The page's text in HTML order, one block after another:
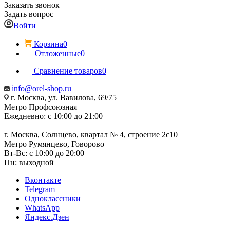
Заказать звонок
Задать вопрос
Войти
Корзина0
Отложенные0
Сравнение товаров0
info@orel-shop.ru
г. Москва, ул. Вавилова, 69/75
Метро Профсоюзная
Ежедневно: с 10:00 до 21:00
г. Москва, Солнцево, квартал № 4, строение 2с10
Метро Румянцево, Говорово
Вт-Вс: с 10:00 до 20:00
Пн: выходной
Вконтакте
Telegram
Одноклассники
WhatsApp
Яндекс.Дзен